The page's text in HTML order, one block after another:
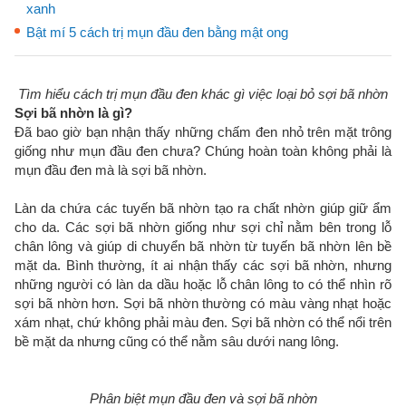
xanh
Bật mí 5 cách trị mụn đầu đen bằng mật ong
Tìm hiểu cách trị mụn đầu đen khác gì việc loại bỏ sợi bã nhờn
Sợi bã nhờn là gì?
Đã bao giờ bạn nhận thấy những chấm đen nhỏ trên mặt trông
giống như mụn đầu đen chưa? Chúng hoàn toàn không phải là
mụn đầu đen mà là sợi bã nhờn.
Làn da chứa các tuyến bã nhờn tạo ra chất nhờn giúp giữ ẩm
cho da. Các sợi bã nhờn giống như sợi chỉ nằm bên trong lỗ
chân lông và giúp di chuyển bã nhờn từ tuyến bã nhờn lên bề
mặt da. Bình thường, ít ai nhận thấy các sợi bã nhờn, nhưng
những người có làn da dầu hoặc lỗ chân lông to có thể nhìn rõ
sợi bã nhờn hơn. Sợi bã nhờn thường có màu vàng nhạt hoặc
xám nhạt, chứ không phải màu đen. Sợi bã nhờn có thể nổi trên
bề mặt da nhưng cũng có thể nằm sâu dưới nang lông.
Phân biệt mụn đầu đen và sợi bã nhờn